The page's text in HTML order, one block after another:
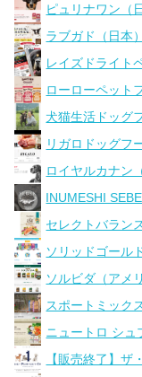
ピュリナワン（
ラブガド（日本）
レイズドライト
ローローペット
犬猫生活ドッグ
リガロドッグフ
ロイヤルカナン
INUMESHI
セレクトバラン
ソリッドゴール
ソルビダ（アメ
スポートミック
ニュートロ シュ
【販売終了】ザ